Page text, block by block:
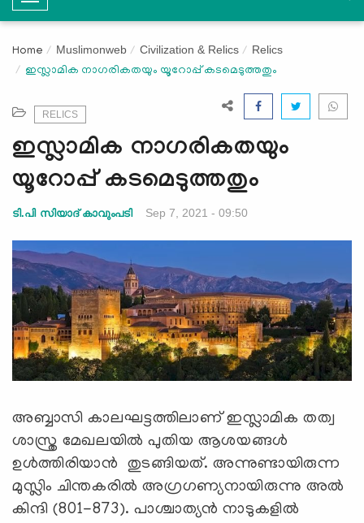
o
g
l
a
v
i
g
a
i
o
n
Home Muslimonweb Civilization & Relics Relics
ഇസ്ലാമിക നാഗരികതയും യൂറോപ്പ് കടമെടുത്തതും
RELICS
ഇസ്ലാമിക നാഗരികതയും
യൂറോപ്പ് കടമെടുത്തതും
ടി.പി സിയാദ് കാവുംപടി Sep 7, 2021 - 09:50
അബ്ബാസി കാലഘട്ടത്തിലാണ് ഇസ്ലാമിക തത്വ
ശാസ്ത്ര മേഖലയിൽ പുതിയ ആശയങ്ങൾ
ഉൾത്തിരിയാൻ തുടങ്ങിയത്. അന്നുണ്ടായിരുന്ന
മുസ്ലിം ചിന്തകരിൽ അഗ്രഗണ്യനായിരുന്നു അൽ
കിന്ദി (801-873). പാശ്ചാത്യൻ നാടുകളിൽ